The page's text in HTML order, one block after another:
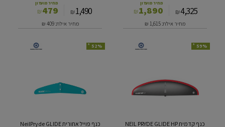
מחיר מועדון
1,890
₪ 4,325
₪
מחיר אילת: 1,615 ₪
מחיר מועדון
479
₪ 1,490
₪
מחיר אילת: 409 ₪
GLIDE
כנף קדמית NEIL PRYDE GLIDE HP
59%
*
כנף פוייל אחורית NeilPryde GLIDE
52%
*